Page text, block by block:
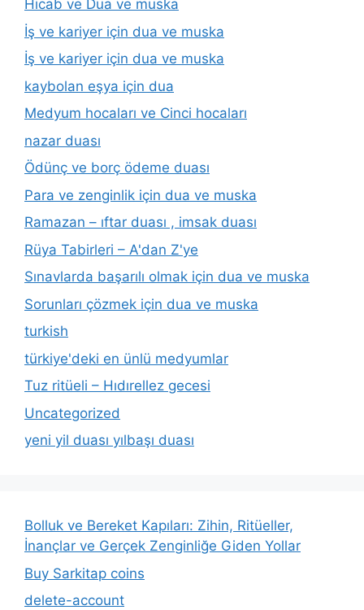
Hicab ve Dua ve muska
İş ve kariyer için dua ve muska
İş ve kariyer için dua ve muska
kaybolan eşya için dua
Medyum hocaları ve Cinci hocaları
nazar duası
Ödünç ve borç ödeme duası
Para ve zenginlik için dua ve muska
Ramazan – ıftar duası , imsak duası
Rüya Tabirleri – A'dan Z'ye
Sınavlarda başarılı olmak için dua ve muska
Sorunları çözmek için dua ve muska
turkish
türkiye'deki en ünlü medyumlar
Tuz ritüeli – Hıdırellez gecesi
Uncategorized
yeni yil duası yılbaşı duası
Bolluk ve Bereket Kapıları: Zihin, Ritüeller,
İnançlar ve Gerçek Zenginliğe Giden Yollar
Buy Sarkitap coins
delete-account